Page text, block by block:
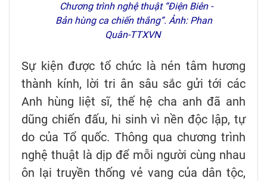
Chương trình nghệ thuật “Điện Biên -
Bản hùng ca chiến thắng”. Ảnh: Phan
Quân-TTXVN
Sự kiện được tổ chức là nén tâm hương
thành kính, lời tri ân sâu sắc gửi tới các
Anh hùng liệt sĩ, thế hệ cha anh đã anh
dũng chiến đấu, hi sinh vì nền độc lập, tự
do của Tổ quốc. Thông qua chương trình
nghệ thuật là dịp để mỗi người cùng nhau
ôn lại truyền thống vẻ vang của dân tộc,